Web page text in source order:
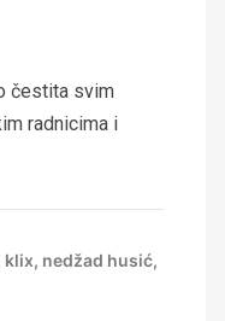
čestita svim
radnicima i
klix, nedžad husić,